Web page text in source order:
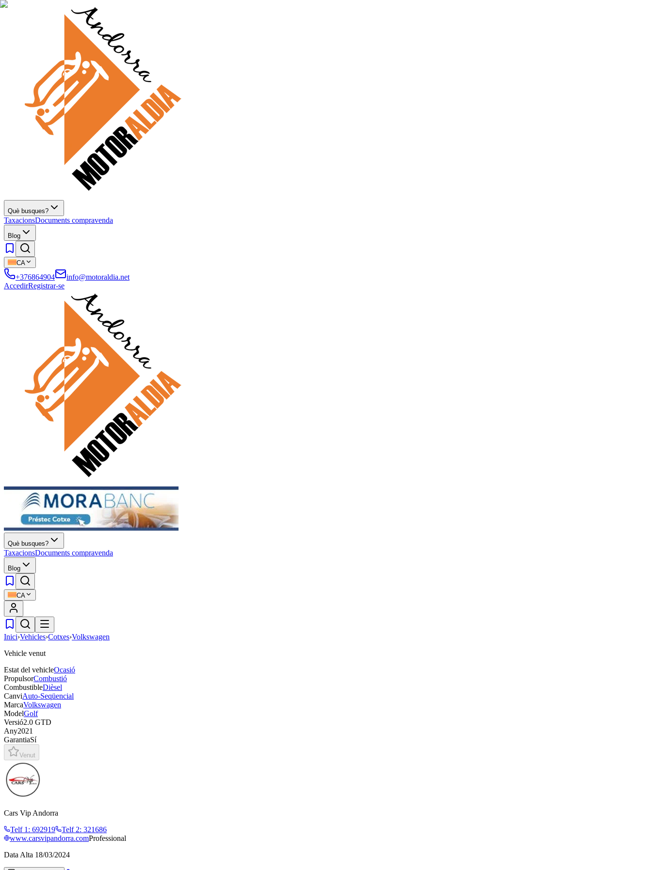
Què busques?
TaxacionsDocuments compravenda
Blog
CA
+376864904
info@motoraldia.net
AccedirRegistrar-se
Què busques?
TaxacionsDocuments compravenda
Blog
CA
Inici›Vehicles›Cotxes›Volkswagen
Vehicle venut
Estat del vehicleOcasió
PropulsorCombustió
CombustibleDièsel
CanviAuto-Seqüencial
MarcaVolkswagen
ModelGolf
Versió2.0 GTD
Any2021
GarantiaSí
Venut
Cars Vip Andorra
Telf 1 : 692919 Telf 2: 321686
www.carsvipandorra.comProfessional
Data Alta 18/03/2024